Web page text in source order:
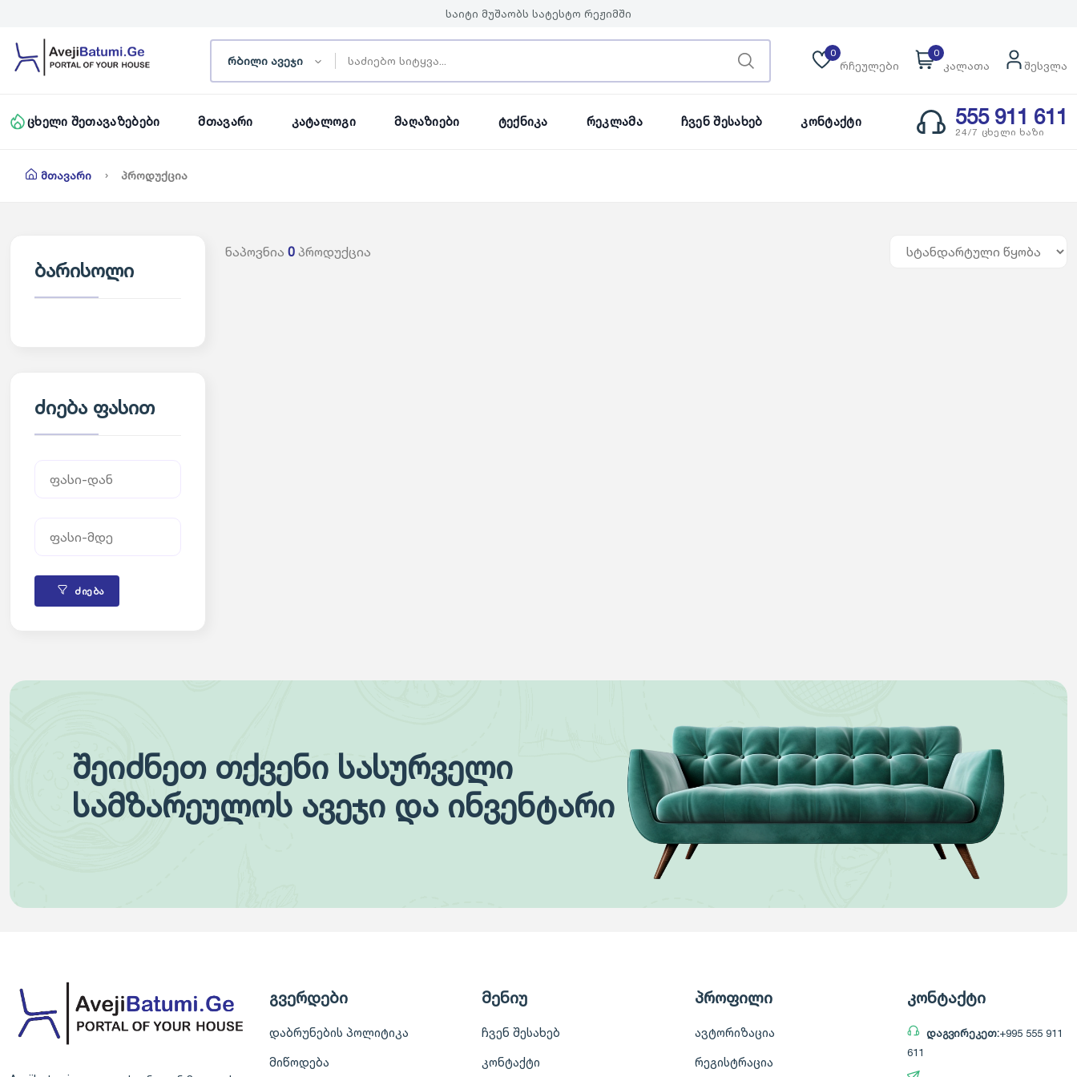
საიტი მუშაობს სატესტო რეჟიმში
რბილი ავეჯი
0
რჩეულები
0
კალათა შესვლა
Ცხელი Შეთავაზებები Მთავარი Კატალოგი Მაღაზიები Ტექნიკა Რეკლამა Ჩვენ Შესახებ Კონტაქტი 555 911 611
24/7 ცხელი ხაზი
Მთავარი Პროდუქცია
ნაპოვნია 0პროდუქცია
ბარისოლი
ძიება ფასით
ძიება
შეიძნეთ თქვენი სასურველი
სამზარეულოს ავეჯი და ინვენტარი
გვერდები
დაბრუნების პოლიტიკა
მიწოდება
მენიუ
ჩვენ შესახებ
კონტაქტი
პროფილი
ავტორიზაცია
რეგისტრაცია
კონტაქტი
დაგვირეკეთ:+995 555 911
611